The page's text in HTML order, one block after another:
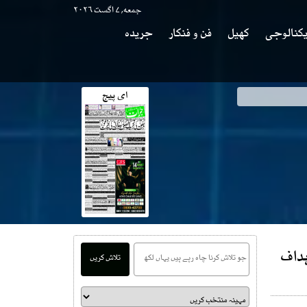
جمعه, ۷ اگست ۲۰۲۶
کھیل فن و فنکار
جریدہ
ای پیج
تلاش کریں